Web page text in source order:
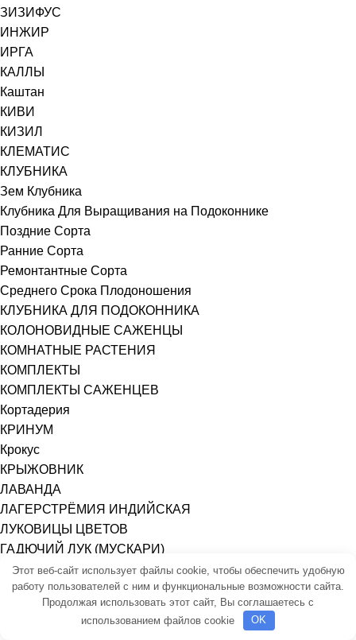
ЗИЗИФУС
ИНЖИР
ИРГА
КАЛЛЫ
Каштан
КИВИ
КИЗИЛ
КЛЕМАТИС
КЛУБНИКА
Зем Клубника
Клубника Для Выращивания на Подоконнике
Поздние Сорта
Ранние Сорта
Ремонтантные Сорта
Среднего Срока Плодоношения
КЛУБНИКА ДЛЯ ПОДОКОННИКА
КОЛОНОВИДНЫЕ САЖЕНЦЫ
КОМНАТНЫЕ РАСТЕНИЯ
КОМПЛЕКТЫ
КОМПЛЕКТЫ САЖЕНЦЕВ
Кортадерия
КРИНУМ
Крокус
КРЫЖОВНИК
ЛАВАНДА
ЛАГЕРСТРЁМИЯ ИНДИЙСКАЯ
ЛУКОВИЦЫ ЦВЕТОВ
ГАДЮЧИЙ ЛУК (МУСКАРИ)
ГИАЦИНТ
КРОКУС (ШАФРАН)
ЛИЛИЯ
Этот веб-сайт использует файлы cookie, чтобы обеспечить удобную
работу пользователей с ним и функциональные возможности сайта.
Продолжая использовать этот сайт, Вы соглашаетесь с
использованием файлов cookie
OK